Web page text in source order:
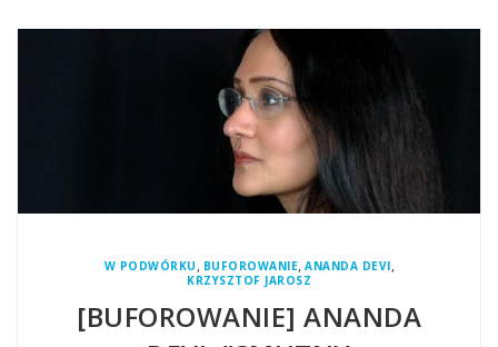
W PODWÓRKU , BUFOROWANIE, ANANDA DEVI,
KRZYSZTOF JAROSZ
[BUFOROWANIE] ANANDA